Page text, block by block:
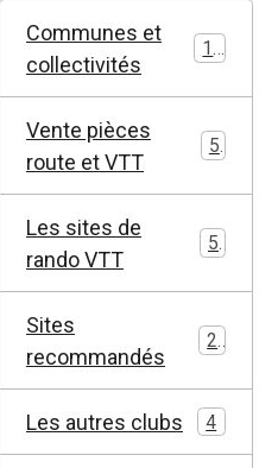
Communes et
collectivités
11
Vente pièces
route et VTT
5
Les sites de
rando VTT
5
Sites
recommandés
2
Les autres clubs 4